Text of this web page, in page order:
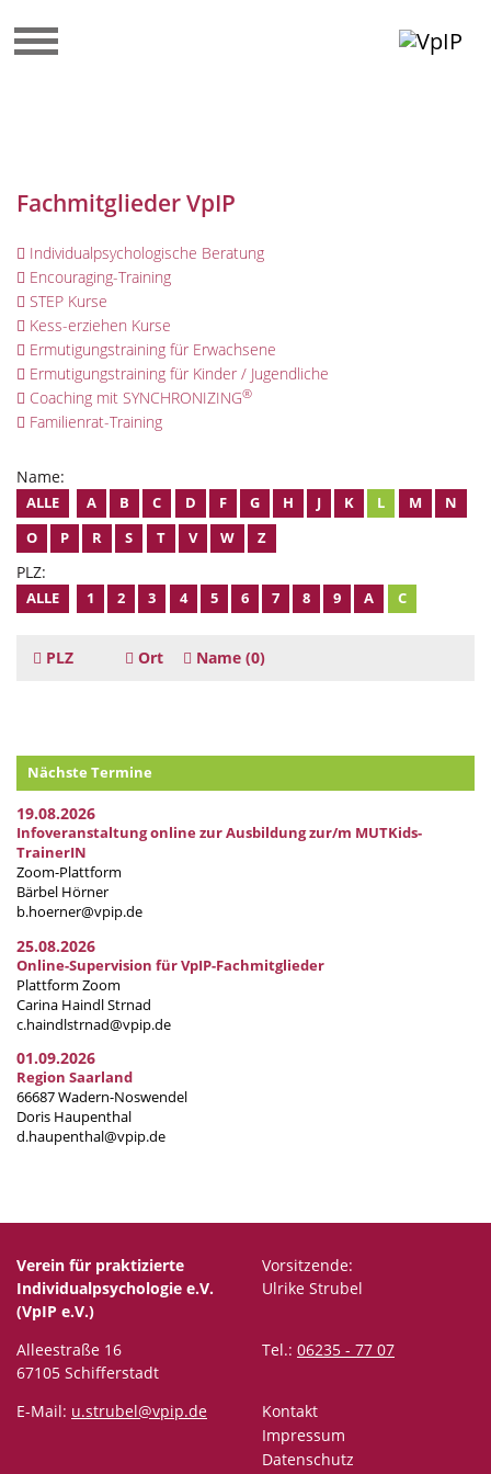
Fachmitglieder VpIP
Individualpsychologische Beratung
Encouraging-Training
STEP Kurse
Kess-erziehen Kurse
Ermutigungstraining für Erwachsene
Ermutigungstraining für Kinder / Jugendliche
Coaching mit SYNCHRONIZING®
Familienrat-Training
Name:
ALLE A B C D F G H J K L M
N
O
P R S T V W Z
PLZ:
ALLE 1 2 3 4 5 6 7 8 9 A C
PLZ Ort Name (0)
Nächste Termine
19.08.2026
Infoveranstaltung online zur Ausbildung zur/m MUTKids-
TrainerIN
Zoom-Plattform
Bärbel Hörner
b.hoerner@vpip.de
25.08.2026
Online-Supervision für VpIP-Fachmitglieder
Plattform Zoom
Carina Haindl Strnad
c.haindlstrnad@vpip.de
01.09.2026
Region Saarland
66687 Wadern-Noswendel
Doris Haupenthal
d.haupenthal@vpip.de
Verein für praktizierte
Individualpsychologie e.V.
(VpIP e.V.)
Vorsitzende:
Ulrike Strubel
Alleestraße 16
67105 Schifferstadt
Tel.: 06235 - 77 07
E-Mail: u.strubel@vpip.de
Kontakt
Impressum
Datenschutz